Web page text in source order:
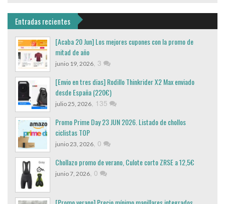
Entradas recientes
[Acaba 20 Jun] Los mejores cupones con la promo de
mitad de año
junio 19, 2026, 3
[Envio en tres dias] Rodillo Thinkrider X2 Max enviado
desde España (220€)
julio 25, 2026, 135
Promo Prime Day 23 JUN 2026. Listado de chollos
ciclistas TOP
junio 23, 2026, 0
Chollazo promo de verano, Culote corto ZRSE a 12,5€
junio 7, 2026, 0